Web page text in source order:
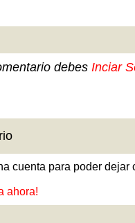
debes Inciar
cuenta para poder dejar
ahora!